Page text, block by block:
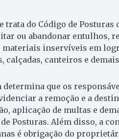
trata do Código de
ou abandonar entulhos,
materiais inservíveis em
calçadas, canteiros e
determina que os
a remoção e a
aplicação de multas e
Posturas. Além disso, a
é obrigação do